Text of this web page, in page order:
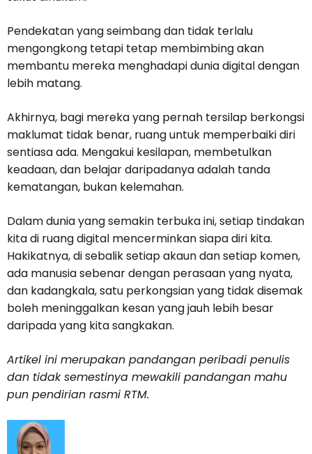
Pendekatan yang seimbang dan tidak terlalu
mengongkong tetapi tetap membimbing akan
membantu mereka menghadapi dunia digital dengan
lebih matang.
Akhirnya, bagi mereka yang pernah tersilap berkongsi
maklumat tidak benar, ruang untuk memperbaiki diri
sentiasa ada. Mengakui kesilapan, membetulkan
keadaan, dan belajar daripadanya adalah tanda
kematangan, bukan kelemahan.
Dalam dunia yang semakin terbuka ini, setiap tindakan
kita di ruang digital mencerminkan siapa diri kita.
Hakikatnya, di sebalik setiap akaun dan setiap komen,
ada manusia sebenar dengan perasaan yang nyata,
dan kadangkala, satu perkongsian yang tidak disemak
boleh meninggalkan kesan yang jauh lebih besar
daripada yang kita sangkakan.
Artikel ini merupakan pandangan peribadi penulis
dan tidak semestinya mewakili pandangan mahu
pun pendirian rasmi RTM.